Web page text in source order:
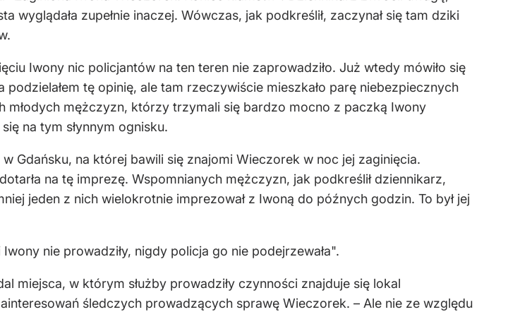
wyglądała zupełnie inaczej. Wówczas, jak podkreślił, zaczynał się tam dziki
Iwony nic policjantów na ten teren nie zaprowadziło. Już wtedy mówiło się
tę opinię, ale tam rzeczywiście mieszkało parę niebezpiecznych
młodych mężczyzn, którzy trzymali się bardzo mocno z paczką Iwony
na tym słynnym ognisku.
Gdańsku, na której bawili się znajomi Wieczorek w noc jej zaginięcia.
na tę imprezę. Wspomnianych mężczyzn, jak podkreślił dziennikarz,
jeden z nich wielokrotnie imprezował z Iwoną do późnych godzin. To był jej
nie prowadziły, nigdy policja go nie podejrzewała".
miejsca, w którym służby prowadziły czynności znajduje się lokal
śledczych prowadzących sprawę Wieczorek. – Ale nie ze względu